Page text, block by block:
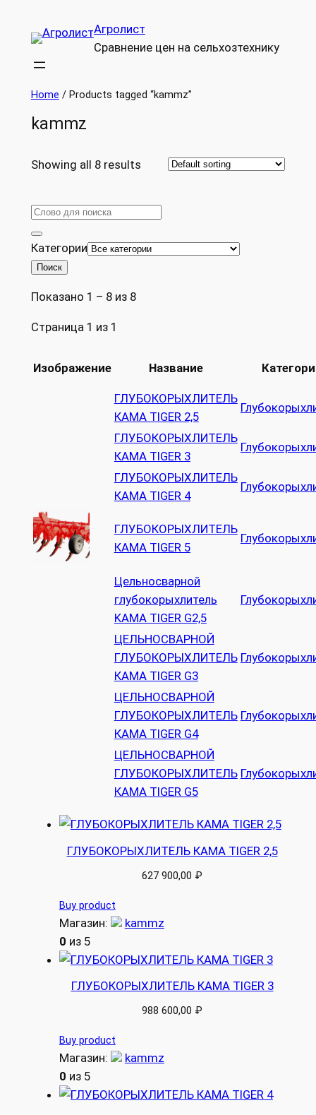
Агролист
Сравнение цен на сельхозтехнику
Home / Products tagged “kammz”
kammz
Showing all 8 results
Категории
Поиск
Показано 1 – 8 из 8
Страница 1 из 1
Изображение Название
ГЛУБОКОРЫХЛИТЕЛЬ
КАМА TIGER 2,5
ГЛУБОКОРЫХЛИТЕЛЬ
КАМА TIGER 3
ГЛУБОКОРЫХЛИТЕЛЬ
КАМА TIGER 4
ГЛУБОКОРЫХЛИТЕЛЬ
КАМА TIGER 5
Цельносварной
глубокорыхлитель
KAMA TIGER G2,5
ЦЕЛЬНОСВАРНОЙ
ГЛУБОКОРЫХЛИТЕЛЬ
КАМА TIGER G3
ЦЕЛЬНОСВАРНОЙ
ГЛУБОКОРЫХЛИТЕЛЬ
КАМА TIGER G4
ЦЕЛЬНОСВАРНОЙ
ГЛУБОКОРЫХЛИТЕЛЬ
КАМА TIGER G5
ГЛУБОКОРЫХЛИТЕЛЬ КАМА TIGER 2,5
627 900,00 ₽
Buy product
Магазин:
kammz
0 из 5
ГЛУБОКОРЫХЛИТЕЛЬ КАМА TIGER 3
988 600,00 ₽
Buy product
Магазин:
kammz
0 из 5